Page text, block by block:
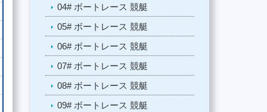
04# ボートレース 競艇
05# ボートレース 競艇
06# ボートレース 競艇
07# ボートレース 競艇
08# ボートレース 競艇
09# ボートレース 競艇